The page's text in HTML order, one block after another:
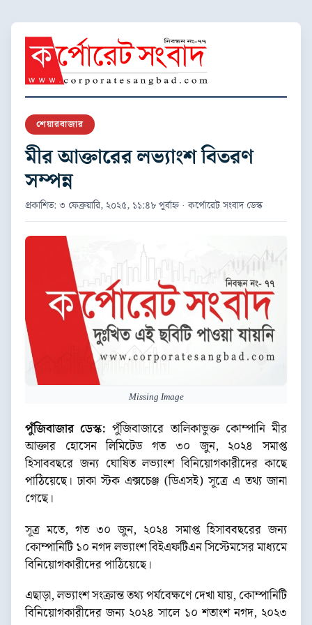
শেয়ারবাজার
মীর আক্তারের লভ্যাংশ বিতরণ
সম্পন্ন
প্রকাশিত: ৩ ফেব্রুয়ারি, ২০২৫, ১১:৪৮ পূর্বাহ্ন · কর্পোরেট সংবাদ ডেস্ক
Missing Image
পুঁজিবাজার ডেস্ক: পুঁজিবাজারে তালিকাভুক্ত কোম্পানি মীর
আক্তার হোসেন লিমিটেড গত ৩০ জুন, ২০২৪ সমাপ্ত
হিসাববছরে জন্য ঘোষিত লভ্যাংশ বিনিয়োগকারীদের কাছে
পাঠিয়েছে। ঢাকা স্টক এক্সচেঞ্জ (ডিএসই) সূত্রে এ তথ্য জানা
গেছে।
সূত্র মতে, গত ৩০ জুন, ২০২৪ সমাপ্ত হিসাববছরের জন্য
কোম্পানিটি ১০ নগদ লভ্যাংশ বিইএফটিএন সিস্টেমসের মাধ্যমে
বিনিয়োগকারীদের পাঠিয়েছে।
এছাড়া, লভ্যাংশ সংক্রান্ত তথ্য পর্যবেক্ষণে দেখা যায়, কোম্পানিটি
বিনিয়োগকারীদের জন্য ২০২৪ সালে ১০ শতাংশ নগদ, ২০২৩